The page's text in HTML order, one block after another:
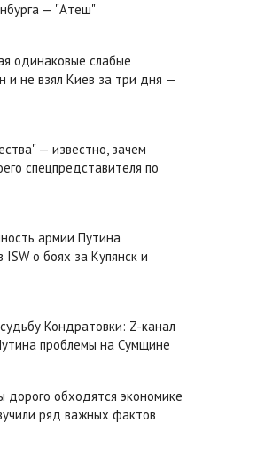
— "Атеш"
одинаковые слабые
и не взял Киев за три дня —
— известно, зачем
спецпредставителя по
армии Путина
ISW о боях за Купянск и
Кондратовки: Z-канал
проблемы на Сумщине
дорого обходятся экономике
ряд важных фактов